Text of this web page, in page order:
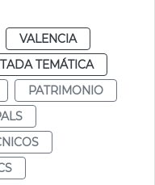
VALENCIA
TEMÁTICA
PATRIMONIO